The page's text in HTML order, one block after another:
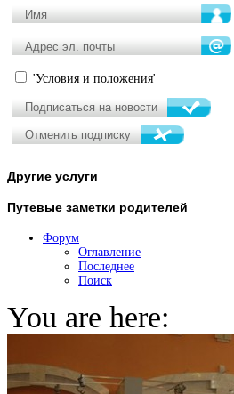
'Условия и положения'
Другие услуги
Путевые заметки родителей
Форум
Оглавление
Последнее
Поиск
You are here: